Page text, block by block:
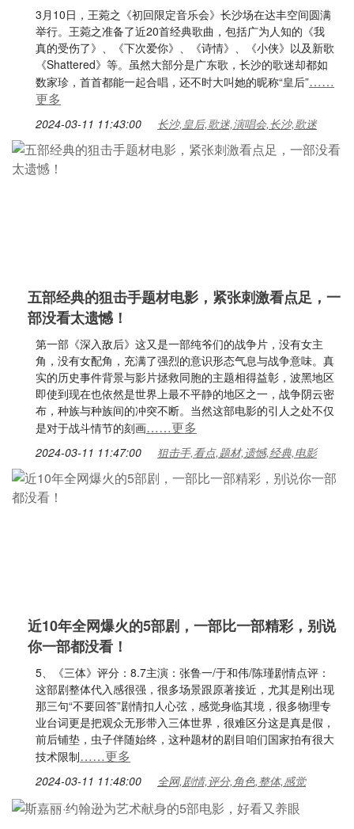
3月10日，王菀之《初回限定音乐会》长沙场在达丰空间圆满
举行。王菀之准备了近20首经典歌曲，包括广为人知的《我
真的受伤了》、《下次爱你》、《诗情》、《小侠》以及新歌
《Shattered》等。虽然大部分是广东歌，长沙的歌迷却都如
数家珍，首首都能一起合唱，还不时大叫她的昵称“皇后”……
更多
2024-03-11 11:43:00 长沙,皇后,歌迷,演唱会,长沙,歌迷
五部经典的狙击手题材电影，紧张刺激看点足，一
部没看太遗憾！
第一部《深入敌后》这又是一部纯爷们的战争片，没有女主
角，没有女配角，充满了强烈的意识形态气息与战争意味。真
实的历史事件背景与影片拯救同胞的主题相得益彰，波黑地区
即使到现在也依然是世界上最不平静的地区之一，战争阴云密
布，种族与种族间的冲突不断。当然这部电影的引人之处不仅
是对于战斗情节的刻画……更多
2024-03-11 11:47:00 狙击手,看点,题材,遗憾,经典,电影
近10年全网爆火的5部剧，一部比一部精彩，别说
你一部都没看！
5、《三体》评分：8.7主演：张鲁一/于和伟/陈瑾剧情点评：
这部剧整体代入感很强，很多场景跟原著接近，尤其是刚出现
那三句“不要回答”剧情扣人心弦，感觉身临其境，很多物理专
业台词更是把观众无形带入三体世界，很难区分这是真是假，
前后铺垫，虫子伴随始终，这种题材的剧目咱们国家拍有很大
技术限制……更多
2024-03-11 11:48:00 全网,剧情,评分,角色,整体,感觉